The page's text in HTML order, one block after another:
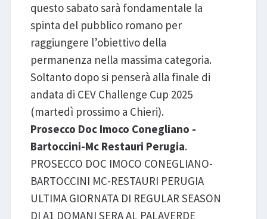
questo sabato sarà fondamentale la
spinta del pubblico romano per
raggiungere l’obiettivo della
permanenza nella massima categoria.
Soltanto dopo si penserà alla finale di
andata di CEV Challenge Cup 2025
(martedì prossimo a Chieri).
Prosecco Doc Imoco Conegliano -
Bartoccini-Mc Restauri Perugia.
PROSECCO DOC IMOCO CONEGLIANO-
BARTOCCINI MC-RESTAURI PERUGIA
ULTIMA GIORNATA DI REGULAR SEASON
DI A1 DOMANI SERA AL PALAVERDE